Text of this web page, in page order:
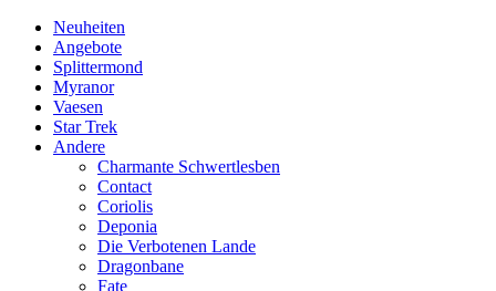
Neuheiten
Angebote
Splittermond
Myranor
Vaesen
Star Trek
Andere
Charmante Schwertlesben
Contact
Coriolis
Deponia
Die Verbotenen Lande
Dragonbane
Fate